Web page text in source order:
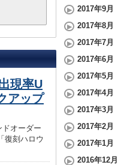
現率U
アップ
ドオーダー
復刻ハロウ
2017年9月
2017年8月
2017年7月
2017年6月
2017年5月
2017年4月
2017年3月
2017年2月
2017年1月
2016年12月